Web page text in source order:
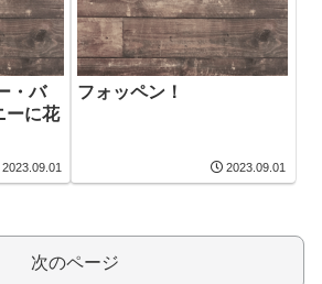
・バ
ーに花
2023.09.01
フォッペン！
2023.09.01
次のページ